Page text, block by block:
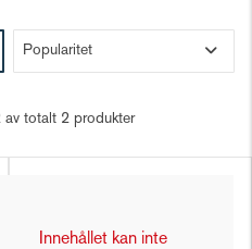
av totalt 2 produkter
Innehållet kan inte